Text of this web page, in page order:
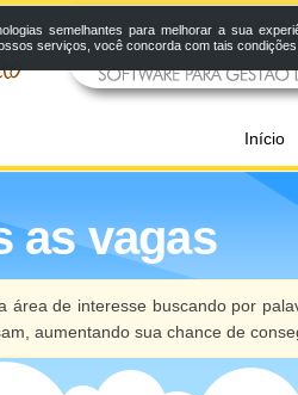
Início
as vagas
área de interesse buscando por
aumentando sua chance de
semelhantes para melhorar a sua
serviços, você concorda com tais